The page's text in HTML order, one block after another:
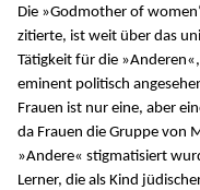
Die »Godmother of
zitierte, ist weit über das
Tätigkeit für die
eminent politisch
Frauen ist nur eine, aber
da Frauen die Gruppe von
»Andere« stigmatisiert
Lerner, die als Kind